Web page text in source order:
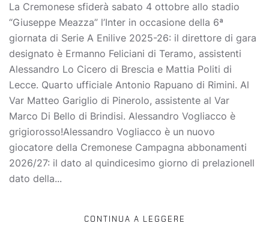
La Cremonese sfiderà sabato 4 ottobre allo stadio
“Giuseppe Meazza” l’Inter in occasione della 6ª
giornata di Serie A Enilive 2025-26: il direttore di gara
designato è Ermanno Feliciani di Teramo, assistenti
Alessandro Lo Cicero di Brescia e Mattia Politi di
Lecce. Quarto ufficiale Antonio Rapuano di Rimini. Al
Var Matteo Gariglio di Pinerolo, assistente al Var
Marco Di Bello di Brindisi. Alessandro Vogliacco è
grigiorosso!Alessandro Vogliacco è un nuovo
giocatore della Cremonese Campagna abbonamenti
2026/27: il dato al quindicesimo giorno di prelazioneIl
dato della...
CONTINUA A LEGGERE